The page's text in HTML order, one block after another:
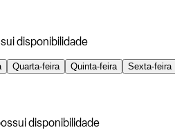
disponibilidade
Quarta-feira Quinta-feira Sexta-feira
disponibilidade